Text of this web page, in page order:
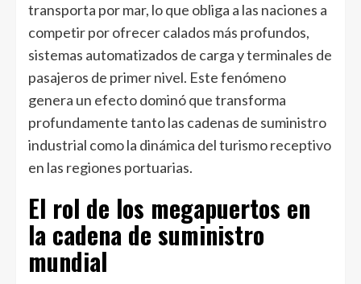
transporta por mar, lo que obliga a las naciones a
competir por ofrecer calados más profundos,
sistemas automatizados de carga y terminales de
pasajeros de primer nivel. Este fenómeno
genera un efecto dominó que transforma
profundamente tanto las cadenas de suministro
industrial como la dinámica del turismo receptivo
en las regiones portuarias.
El rol de los megapuertos en
la cadena de suministro
mundial